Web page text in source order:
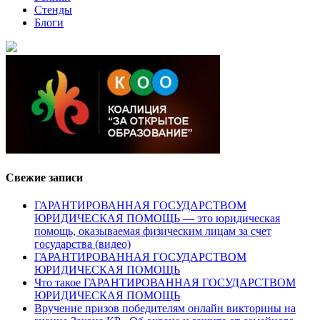
Стенды
Блоги
Свежие записи
ГАРАНТИРОВАННАЯ ГОСУДАРСТВОМ
ЮРИДИЧЕСКАЯ ПОМОЩЬ — это юридическая
помощь, оказываемая физическим лицам за счет
государства (видео)
ГАРАНТИРОВАННАЯ ГОСУДАРСТВОМ
ЮРИДИЧЕСКАЯ ПОМОЩЬ
Что такое ГАРАНТИРОВАННАЯ ГОСУДАРСТВОМ
ЮРИДИЧЕСКАЯ ПОМОЩЬ
Вручение призов победителям онлайн викторины на